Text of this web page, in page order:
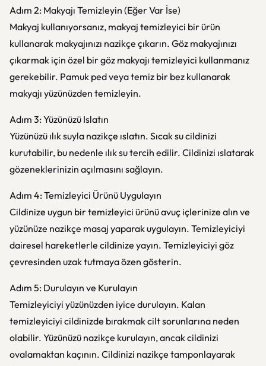
Adım 2: Makyajı Temizleyin (Eğer Var İse)
Makyaj kullanıyorsanız, makyaj temizleyici bir ürün
kullanarak makyajınızı nazikçe çıkarın. Göz makyajınızı
çıkarmak için özel bir göz makyajı temizleyici kullanmanız
gerekebilir. Pamuk ped veya temiz bir bez kullanarak
makyajı yüzünüzden temizleyin.
Adım 3: Yüzünüzü Islatın
Yüzünüzü ılık suyla nazikçe ıslatın. Sıcak su cildinizi
kurutabilir, bu nedenle ılık su tercih edilir. Cildinizi ıslatarak
gözeneklerinizin açılmasını sağlayın.
Adım 4: Temizleyici Ürünü Uygulayın
Cildinize uygun bir temizleyici ürünü avuç içlerinize alın ve
yüzünüze nazikçe masaj yaparak uygulayın. Temizleyiciyi
dairesel hareketlerle cildinize yayın. Temizleyiciyi göz
çevresinden uzak tutmaya özen gösterin.
Adım 5: Durulayın ve Kurulayın
Temizleyiciyi yüzünüzden iyice durulayın. Kalan
temizleyiciyi cildinizde bırakmak cilt sorunlarına neden
olabilir. Yüzünüzü nazikçe kurulayın, ancak cildinizi
ovalamaktan kaçının. Cildinizi nazikçe tamponlayarak